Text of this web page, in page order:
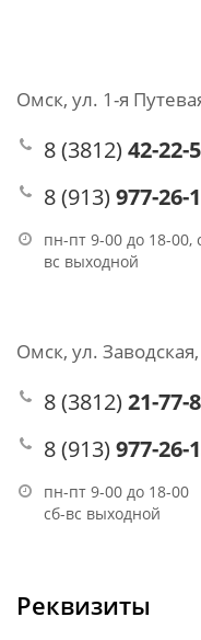
Омск, ул. 1-я
8 (3812) 42-22-
8 (913) 977-26-
пн-пт 9-00 до 18-00,
вс выходной
Омск, ул.
8 (3812) 21-77-
8 (913) 977-26-
пн-пт 9-00 до 18-00
сб-вс выходной
Реквизиты